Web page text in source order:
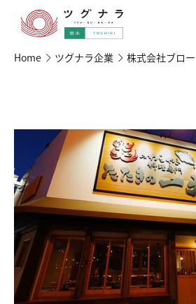
Home ツグナラ企業 株式会社ブロ